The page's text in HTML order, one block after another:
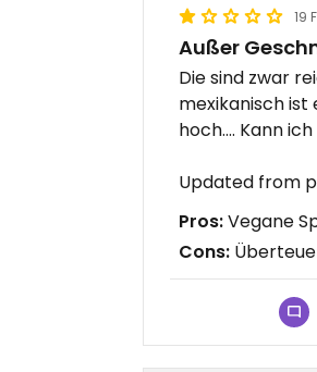
19
Außer
Die sind zwar
mexikanisch ist
hoch…. Kann
Updated from
Pros:Vegane
Cons: